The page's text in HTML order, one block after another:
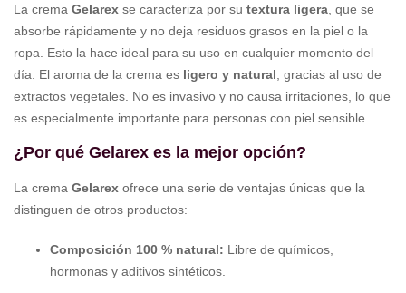
La crema Gelarex se caracteriza por su textura ligera , que se
absorbe rápidamente y no deja residuos grasos en la piel o la
ropa. Esto la hace ideal para su uso en cualquier momento del
día. El aroma de la crema es ligero y natural , gracias al uso de
extractos vegetales. No es invasivo y no causa irritaciones, lo que
es especialmente importante para personas con piel sensible.
¿Por qué Gelarex es la mejor opción?
La crema Gelarex ofrece una serie de ventajas únicas que la
distinguen de otros productos:
Composición 100 % natural: Libre de químicos,
hormonas y aditivos sintéticos.